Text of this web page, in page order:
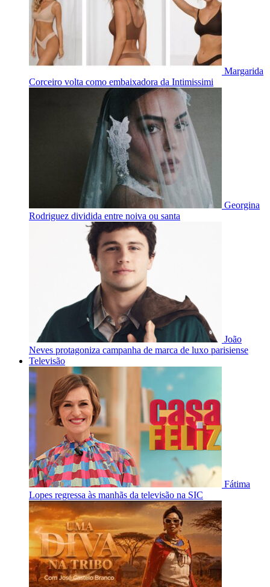
Margarida
Corceiro volta como embaixadora da Intimissimi
Georgina
Rodriguez dividida entre noiva ou santa
João
Neves protagoniza campanha de marca de luxo parisiense
Televisão
Fátima
Lopes regressa às manhãs da televisão na SIC